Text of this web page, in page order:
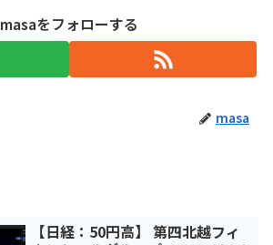
masaをフォローする
masa
【日経：50円高】 第四北越フィ